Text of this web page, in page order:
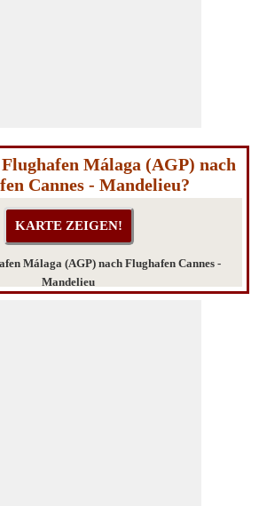
Málaga (AGP) nach
Cannes - Mandelieu?
Málaga (AGP) nach Flughafen Cannes -
Mandelieu